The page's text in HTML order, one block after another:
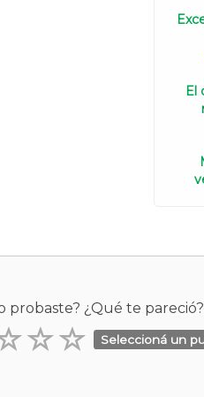
El
probaste? ¿Qué te pareció?
Seleccioná un